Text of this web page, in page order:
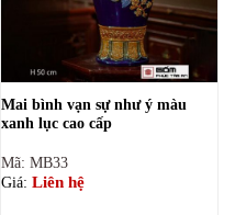
Mai bình vạn sự như ý màu
xanh lục cao cấp
Mã: MB33
Giá: Liên hệ